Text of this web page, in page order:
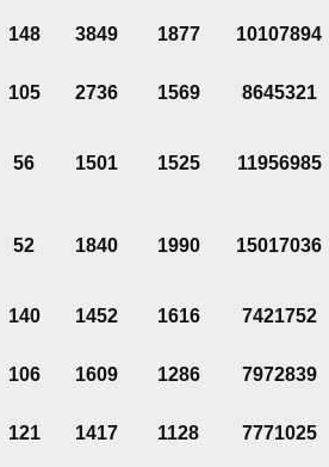
148 3849 1877 10107894
105 2736 1569 8645321
56 1501 1525 11956985
52 1840 1990 15017036
140 1452 1616 7421752
106 1609 1286 7972839
121 1417 1128 7771025